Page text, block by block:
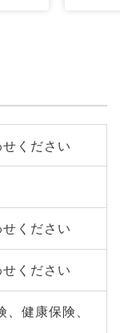
ください
ください
ください
健康保険、